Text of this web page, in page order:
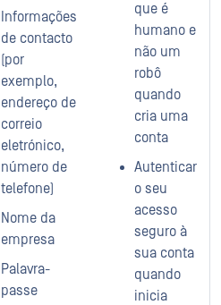
Informações
de contacto
(por
exemplo,
endereço de
correio
eletrónico,
número de
telefone)
Nome da
empresa
Palavra-
passe
que é
humano e
não um
robô
quando
cria uma
conta
Autenticar
o seu
acesso
seguro à
sua conta
quando
inicia